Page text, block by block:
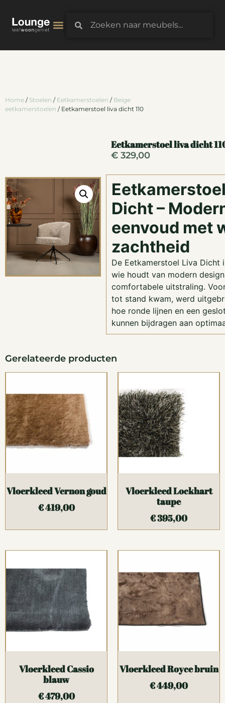
Home / Stoelen / Eetkamerstoelen / Beige
eetkamerstoelen / Eetkamerstoel liva dicht 110
Eetkamerstoel liva dicht
€329,00
Dicht –
eenvoud met
zachtheid
De Eetkamerstoel Liva Dicht
wie houdt van modern
comfortabele uitstraling.
tot stand kwam, werd
hoe ronde lijnen en een
kunnen bijdragen aan
Gerelateerde producten
Vloerkleed Vernon goud
€419,00
Vloerkleed Lockhart
taupe
€395,00
Vloerkleed Cassio
blauw
€479,00
Vloerkleed Royce bruin
€449,00